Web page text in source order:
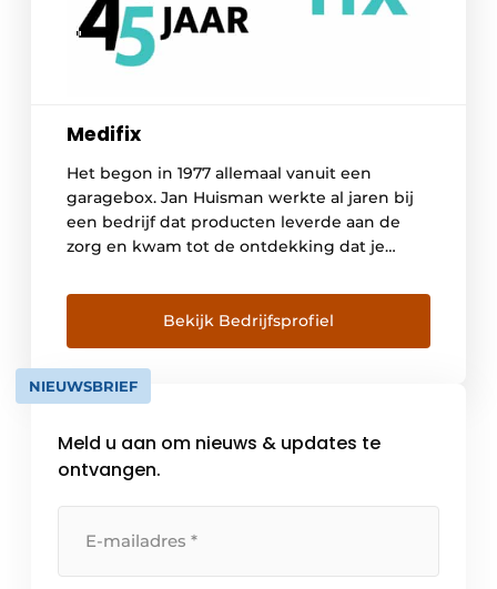
Medifix
Het begon in 1977 allemaal vanuit een
garagebox. Jan Huisman werkte al jaren bij
een bedrijf dat producten leverde aan de
zorg en kwam tot de ontdekking dat je
afnemen. Vooral voor kleinere zelfstandige
zorginstellingen als bejaardentehuizen was
dit niet praktisch. Het idee ontstond om
deze disposables in kleine hoeveelheden […]
Bekijk Bedrijfsprofiel
NIEUWSBRIEF
Meld u aan om nieuws & updates te
ontvangen.